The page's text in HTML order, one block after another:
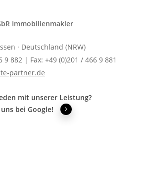
Immobilienmakler
· Deutschland (NRW)
9 882 | Fax: +49 (0)201 / 466 9 881
partner.de
mit unserer Leistung?
bei Google!